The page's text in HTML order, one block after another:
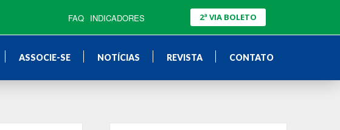
FAQ INDICADORES 2ª VIA BOLETO
ASSOCIE-SE NOTÍCIAS REVISTA CONTATO